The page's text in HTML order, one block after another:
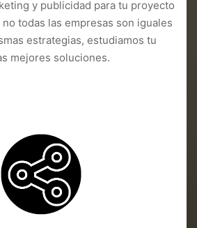
y publicidad para tu proyecto
todas las empresas son iguales
estrategias, estudiamos tu
mejores soluciones.